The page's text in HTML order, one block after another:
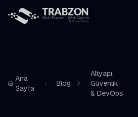
Ana
Sayfa
Blog
Altyapı,
Güvenlik
& DevOps